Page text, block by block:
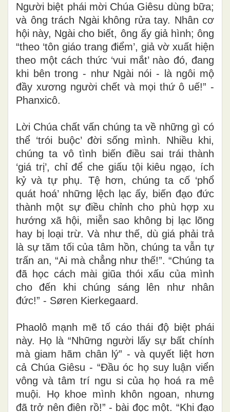
Người biệt phái mời Chúa Giêsu dùng bữa;
và ông trách Ngài không rửa tay. Nhân cơ
hội này, Ngài cho biết, ông ấy giả hình; ông
“theo ‘tôn giáo trang điểm’, giả vờ xuất hiện
theo một cách thức ‘vui mắt’ nào đó, đang
khi bên trong - như Ngài nói - là ngôi mộ
đầy xương người chết và mọi thứ ô uế!” -
Phanxicô.
Lời Chúa chất vấn chúng ta về những gì có
thể ‘trói buộc’ đời sống mình. Nhiều khi,
chúng ta vô tình biến điều sai trái thành
‘giá trị’, chỉ để che giấu tội kiêu ngạo, ích
kỷ và tự phụ. Tệ hơn, chúng ta cố ‘phổ
quát hoá’ những lệch lạc ấy, biến đạo đức
thành một sự điều chỉnh cho phù hợp xu
hướng xã hội, miễn sao không bị lạc lõng
hay bị loại trừ. Và như thế, dù giá phải trả
là sự tăm tối của tâm hồn, chúng ta vẫn tự
trấn an, “Ai mà chẳng như thế!”. “Chúng ta
đã học cách mài giũa thói xấu của mình
cho đến khi chúng sáng lên như nhân
đức!” - Søren Kierkegaard.
Phaolô mạnh mẽ tố cáo thái độ biệt phái
này. Họ là “Những người lấy sự bất chính
mà giam hãm chân lý” - và quyết liệt hơn
cả Chúa Giêsu - “Đầu óc họ suy luận viển
vông và tâm trí ngu si của họ hoá ra mê
muội. Họ khoe mình khôn ngoan, nhưng
đã trở nên điên rồ!” - bài đọc một. “Khi đạo